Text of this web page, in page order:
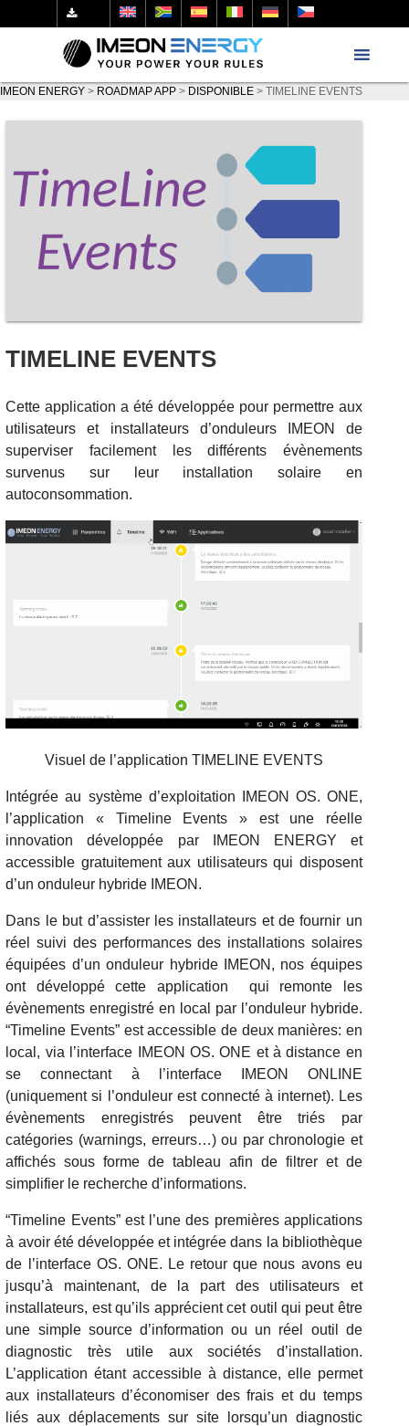
IMEON ENERGY > ROADMAP APP > DISPONIBLE > TIMELINE EVENTS
TIMELINE EVENTS
Cette application a été développée pour permettre aux
utilisateurs et installateurs d’onduleurs IMEON de
superviser facilement les différents évènements
survenus sur leur installation solaire en
autoconsommation.
Visuel de l’application TIMELINE EVENTS
Intégrée au système d’exploitation IMEON OS. ONE,
l’application « Timeline Events » est une réelle
innovation développée par IMEON ENERGY et
accessible gratuitement aux utilisateurs qui disposent
d’un onduleur hybride IMEON.
Dans le but d’assister les installateurs et de fournir un
réel suivi des performances des installations solaires
équipées d’un onduleur hybride IMEON, nos équipes
ont développé cette application qui remonte les
évènements enregistré en local par l’onduleur hybride.
“Timeline Events” est accessible de deux manières: en
local, via l’interface IMEON OS. ONE et à distance en
se connectant à l’interface IMEON ONLINE
(uniquement si l’onduleur est connecté à internet). Les
évènements enregistrés peuvent être triés par
catégories (warnings, erreurs…) ou par chronologie et
affichés sous forme de tableau afin de filtrer et de
simplifier le recherche d’informations.
“Timeline Events” est l’une des premières applications
à avoir été développée et intégrée dans la bibliothèque
de l’interface OS. ONE. Le retour que nous avons eu
jusqu’à maintenant, de la part des utilisateurs et
installateurs, est qu’ils apprécient cet outil qui peut être
une simple source d’information ou un réel outil de
diagnostic très utile aux sociétés d’installation.
L’application étant accessible à distance, elle permet
aux installateurs d’économiser des frais et du temps
liés aux déplacements sur site lorsqu’un diagnostic